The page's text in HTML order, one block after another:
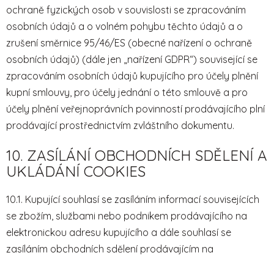
ochraně fyzických osob v souvislosti se zpracováním
osobních údajů a o volném pohybu těchto údajů a o
zrušení směrnice 95/46/ES (obecné nařízení o ochraně
osobních údajů) (dále jen „nařízení GDPR“) související se
zpracováním osobních údajů kupujícího pro účely plnění
kupní smlouvy, pro účely jednání o této smlouvě a pro
účely plnění veřejnoprávních povinností prodávajícího plní
prodávající prostřednictvím zvláštního dokumentu.
10. ZASÍLÁNÍ OBCHODNÍCH SDĚLENÍ A
UKLÁDÁNÍ COOKIES
10.1. Kupující souhlasí se zasíláním informací souvisejících
se zbožím, službami nebo podnikem prodávajícího na
elektronickou adresu kupujícího a dále souhlasí se
zasíláním obchodních sdělení prodávajícím na